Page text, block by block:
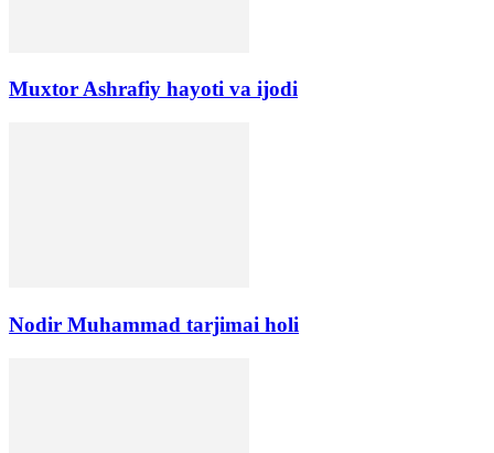
Muxtor Ashrafiy hayoti va ijodi
Nodir Muhammad tarjimai holi